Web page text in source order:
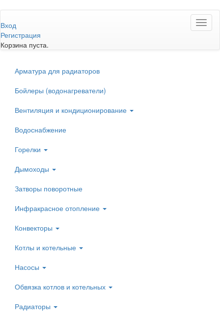
к
основному
содержанию
Вход
Регистрация
Корзина пуста.
Арматура для радиаторов
Бойлеры (водонагреватели)
Вентиляция и кондиционирование
Водоснабжение
Горелки
Дымоходы
Затворы поворотные
Инфракрасное отопление
Конвекторы
Котлы и котельные
Насосы
Обвязка котлов и котельных
Радиаторы